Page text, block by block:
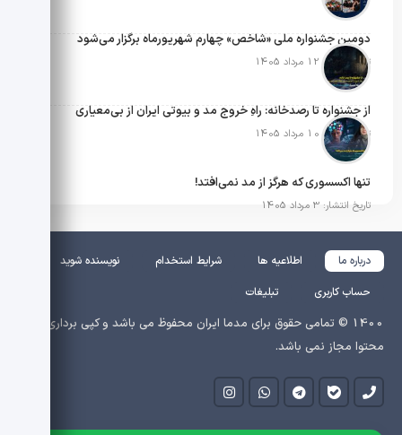
دومین جشنواره ملی «شاخص» چهارم شهریورماه برگزار می‌شود
تاریخ انتشار: 12 مرداد 1405
از جشنواره تا رصدخانه: راهِ خروج مد و بیوتی ایران از بی‌معیاری
تاریخ انتشار: 10 مرداد 1405
تنها اکسسوری که هرگز از مد نمی‌افتد!
تاریخ انتشار: 3 مرداد 1405
درباره ما اطلاعیه ها شرایط استخدام
نویسنده شوید
حساب کاربری
تبلیغات
1400 © تمامی حقوق برای مدما ایران محفوظ می باشد و کپی برداری از
محتوا مجاز نمی باشد.